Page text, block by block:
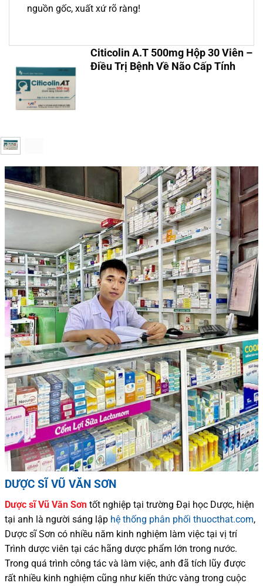
nguồn gốc, xuất xứ rõ ràng!
Citicolin A.T 500mg Hộp 30 Viên –
Điều Trị Bệnh Về Não Cấp Tính
DƯỢC SĨ VŨ VĂN SƠN
Dược sĩVũ Văn Sơn tốt nghiệp tại trường Đại học Dược, hiện
tại anh là người sáng lập hệ thống phân phối thuocthat.com,
Dược sĩSơn có nhiều năm kinh nghiệm làm việc tại vị trí
Trình dược viên tại các hãng dược phẩm lớn trong nước.
Trong quá trình công tác và làm việc, anh đã tích lũy được
rất nhiều kinh nghiệm cũng như kiến thức vàng trong cuộc